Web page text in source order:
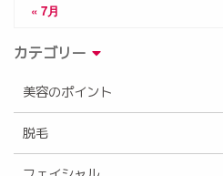
« 7月
カテゴリー
美容のポイント
脱毛